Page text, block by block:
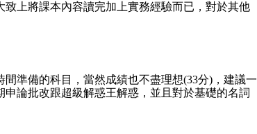
上將課本內容讀完加上實務經驗而已，對於其他
準備的科目，當然成績也不盡理想(33分)，建議一
論批改跟超級解惑王解惑，並且對於基礎的名詞